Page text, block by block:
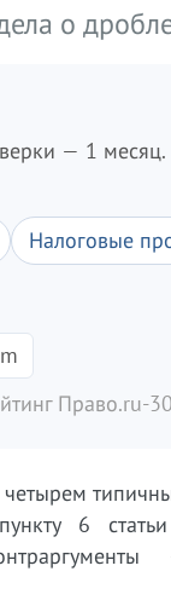
о
— 1
Налоговые
Право.ru-
6